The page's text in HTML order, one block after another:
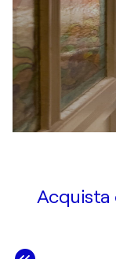
Acquista